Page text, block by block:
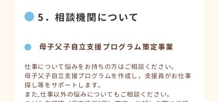
5．相談機関について
母子父子自立支援プログラム策定事業
仕事について悩みをお持ちの方はご相談ください。
母子父子自立支援プログラムを作成し，支援員がお仕事
探し等をサポートします。
また,仕事以外の悩みについてもご相談ください。